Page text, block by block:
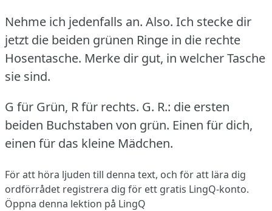
Nehme ich jedenfalls an. Also. Ich stecke dir
jetzt die beiden grünen Ringe in die rechte
Hosentasche. Merke dir gut, in welcher Tasche
sie sind.
G für Grün, R für rechts. G. R.: die ersten
beiden Buchstaben von grün. Einen für dich,
einen für das kleine Mädchen.
För att höra ljuden till denna text, och för att lära dig
ordförrådet registrera dig för ett gratis LingQ-konto.
Öppna denna lektion på LingQ